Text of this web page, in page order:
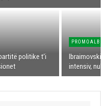
politike t’i
PROMOALB
Ibraimovski:
intensiv, nuk